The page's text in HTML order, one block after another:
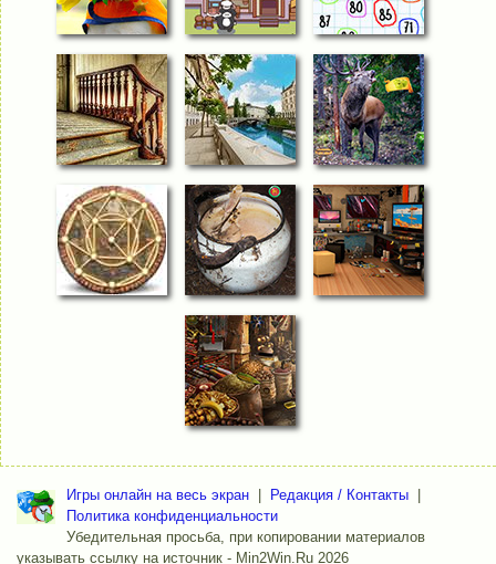
Игры онлайн на весь экран | Редакция / Контакты |
Политика конфиденциальности
Убедительная просьба, при копировании материалов
указывать ссылку на источник - Min2Win.Ru 2026